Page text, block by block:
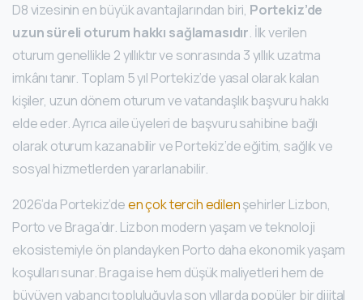
D8 vizesinin en büyük avantajlarından biri, Portekiz’de
uzun süreli oturum hakkı sağlamasıdır. İlk verilen
oturum genellikle 2 yıllıktır ve sonrasında 3 yıllık uzatma
imkânı tanır. Toplam 5 yıl Portekiz’de yasal olarak kalan
kişiler, uzun dönem oturum ve vatandaşlık başvuru hakkı
elde eder. Ayrıca aile üyeleri de başvuru sahibine bağlı
olarak oturum kazanabilir ve Portekiz’de eğitim, sağlık ve
sosyal hizmetlerden yararlanabilir.
2026’da Portekiz’deen çok tercih edilenşehirler Lizbon,
Porto ve Braga’dır. Lizbon modern yaşam ve teknoloji
ekosistemiyle ön plandayken Porto daha ekonomik yaşam
koşulları sunar. Braga ise hem düşük maliyetleri hem de
büyüyen yabancı topluluğuyla son yıllarda popüler bir dijital